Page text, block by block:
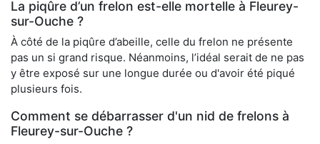
La piqûre d’un frelon est-elle mortelle à Fleurey-
sur-Ouche ?
À côté de la piqûre d’abeille, celle du frelon ne présente
pas un si grand risque. Néanmoins, l’idéal serait de ne pas
y être exposé sur une longue durée ou d'avoir été piqué
plusieurs fois.
Comment se débarrasser d'un nid de frelons à
Fleurey-sur-Ouche ?